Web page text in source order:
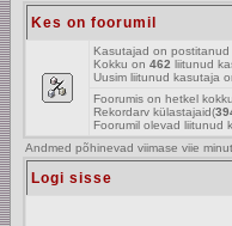
Kes on foorumil
Kasutajad on postitanud
Kokku on 462 liitunud
Uusim liitunud kasutaja
Foorumis on hetkel kokku
Rekordarv külastajaid(
Foorumil olevad liitunud
Andmed põhinevad viimase viie
Logi sisse